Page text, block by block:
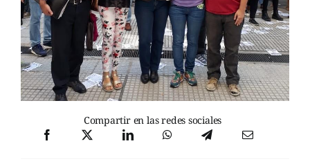
Compartir en las redes sociales